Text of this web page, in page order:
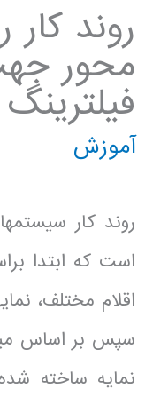
روند
محور
آموزش
روند کار
است که ابتدا
اقلام مختلف،
سپس بر اساس
نمایه ساخته شده